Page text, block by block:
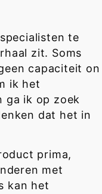
te
zit. Soms
capaciteit on
ik het
ga ik op zoek
dat het in
prima,
met
kan het